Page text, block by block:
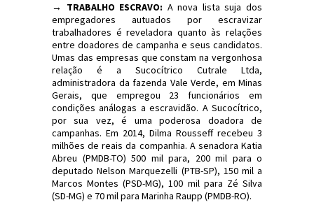
→ TRABALHO ESCRAVO: A nova lista suja dos
empregadores autuados por escravizar
trabalhadores é reveladora quanto às relações
entre doadores de campanha e seus candidatos.
Umas das empresas que constam na vergonhosa
relação é a Sucocítrico Cutrale Ltda,
administradora da fazenda Vale Verde, em Minas
Gerais, que empregou 23 funcionários em
condições análogas a escravidão. A Sucocítrico,
por sua vez, é uma poderosa doadora de
campanhas. Em 2014, Dilma Rousseff recebeu 3
milhões de reais da companhia. A senadora Katia
Abreu (PMDB-TO) 500 mil para, 200 mil para o
deputado Nelson Marquezelli (PTB-SP), 150 mil a
Marcos Montes (PSD-MG), 100 mil para Zé Silva
(SD-MG) e 70 mil para Marinha Raupp (PMDB-RO).